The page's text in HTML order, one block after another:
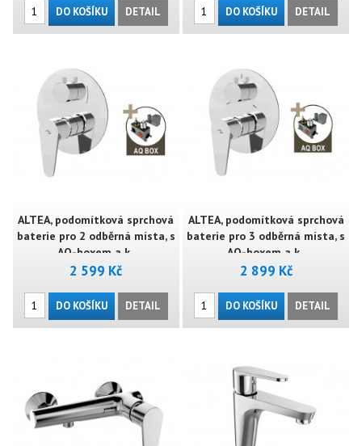
DO KOŠÍKU DETAIL DO KOŠÍKU DETAIL
ALTEA, podomítková sprchová
baterie pro 2 odběrná místa, s
AQ-boxem a k..
2 599 Kč
DO KOŠÍKU DETAIL
ALTEA, podomítková sprchová
baterie pro 3 odběrná místa, s
AQ-boxem a k..
2 899 Kč
DO KOŠÍKU DETAIL